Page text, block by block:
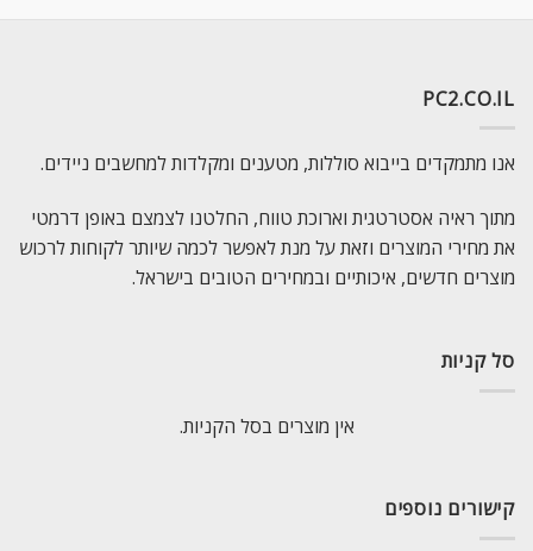
PC2.CO.IL
אנו מתמקדים בייבוא סוללות, מטענים ומקלדות למחשבים ניידים.
מתוך ראיה אסטרטגית וארוכת טווח, החלטנו לצמצם באופן דרמטי
את מחירי המוצרים וזאת על מנת לאפשר לכמה שיותר לקוחות לרכוש
מוצרים חדשים, איכותיים ובמחירים הטובים בישראל.
סל קניות
אין מוצרים בסל הקניות.
קישורים נוספים